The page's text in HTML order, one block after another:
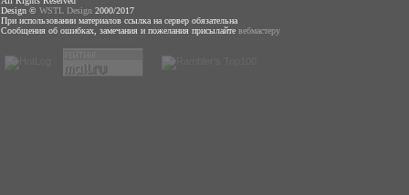
Design © WSTL Design 2000/2017
При использовании материалов ссылка на сервер обязательна
Сообщения об ошибках, замечания и пожелания присылайте вебмастеру